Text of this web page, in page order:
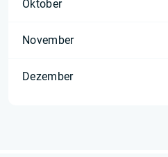
Oktober
November
Dezember